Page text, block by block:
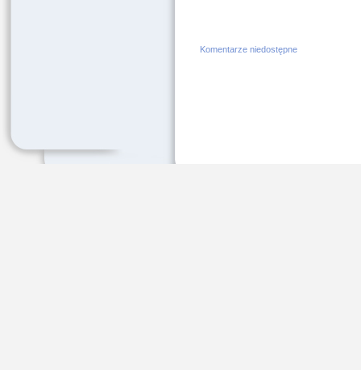
Komentarze niedostępne